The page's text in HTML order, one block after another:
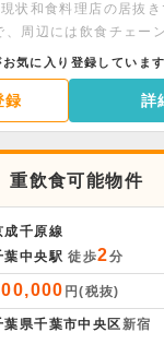
状和食料理店の居抜
周辺には飲食チェー
りますので、初期投資
、是非お早めにお問合
お気に入り登録しています
録 詳
重飲食可能物件
成千原線
葉中央駅 徒歩2分
円(税抜)
葉県千葉市中央区新宿